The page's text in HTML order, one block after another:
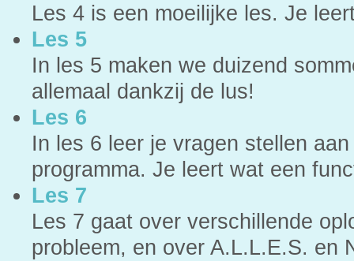
Les 4 is een moeilijke les. Je
Les 5
In les 5 maken we duizend
allemaal dankzij de lus!
Les 6
In les 6 leer je vragen stellen
programma. Je leert wat een
Les 7
Les 7 gaat over verschillende
probleem, en over A.L.L.E.S. en